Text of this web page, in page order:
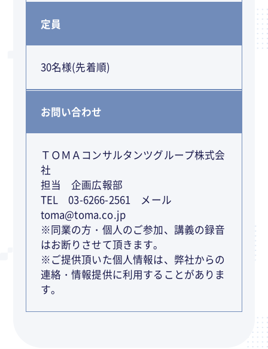
定員
30名様(先着順)
お問い合わせ
ＴＯＭＡコンサルタンツグループ株式会
社
担当 企画広報部
TEL 03-6266-2561 メール
toma@toma.co.jp
※同業の方・個人のご参加、講義の録音
はお断りさせて頂きます。
※ご提供頂いた個人情報は、弊社からの
連絡・情報提供に利用することがありま
す。